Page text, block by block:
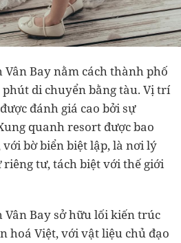
Bay nằm cách thành phố
di chuyển bằng tàu. Vị trí
đánh giá cao bởi sự
quanh resort được bao
bờ biển biệt lập, là nơi lý
riêng tư, tách biệt với thế giới
Vân Bay sở hữu lối kiến trúc
hoá Việt, với vật liệu chủ đạo